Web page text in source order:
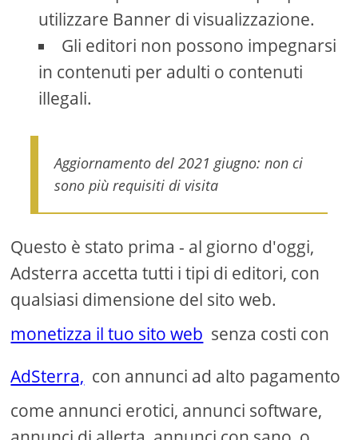
utilizzare Banner di visualizzazione.
Gli editori non possono impegnarsi
in contenuti per adulti o contenuti
illegali.
Aggiornamento del 2021 giugno: non ci
sono più requisiti di visita
Questo è stato prima - al giorno d'oggi,
Adsterra accetta tutti i tipi di editori, con
qualsiasi dimensione del sito web.
monetizza il tuo sito web senza costi con
AdSterra, con annunci ad alto pagamento
come annunci erotici, annunci software,